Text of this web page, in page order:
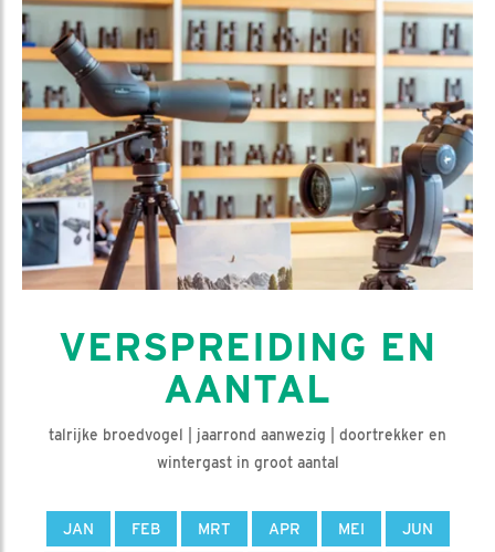
VERSPREIDING EN
AANTAL
talrijke broedvogel | jaarrond aanwezig | doortrekker en
wintergast in groot aantal
JAN FEB MRT APR MEI JUN